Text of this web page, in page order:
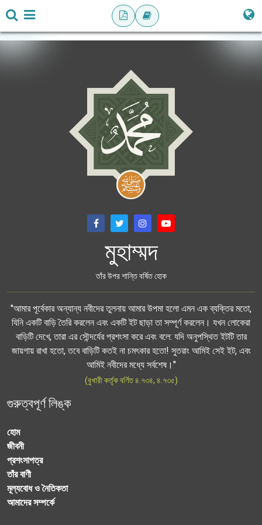
মুহাম্মদ
তাঁর উপর শান্তি বর্ষিত হোক
"আমার পূর্বেকার অন্যান্য নবীদের তুলনায় আমার উপমা হলো এমন এক ব্যক্তির মতো,
যিনি একটি বাড়ি তৈরি করলেন এবং একটি ইট ছাড়া তা সম্পূর্ণ করলেন। যখন লোকেরা
বাড়িটি দেখে, তারা এর সৌন্দর্যের প্রশংসা করে এবং বলে: যদি অনুপস্থিত ইটটি তার
জায়গায় রাখা হতো, তবে বাড়িটি কতই না চমৎকার হতো! সুতরাং আমিই সেই ইট, এবং
আমিই নবীদের মধ্যে সর্বশেষ।"
(বুখারী কর্তৃক বর্ণিত ৪.৭৩৪, ৪.৭৩৫)
গুরুত্বপূর্ণ লিঙ্ক
হোম
জীবনী
প্রশংসাপত্র
তাঁর বাণী
মূল্যবোধ ও নৈতিকতা
আমাদের সম্পর্কে